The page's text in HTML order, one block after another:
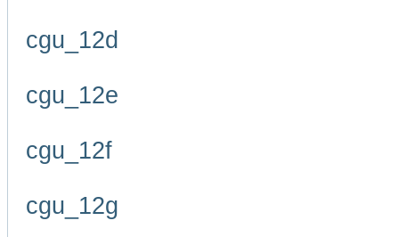
cgu_12d
cgu_12e
cgu_12f
cgu_12g